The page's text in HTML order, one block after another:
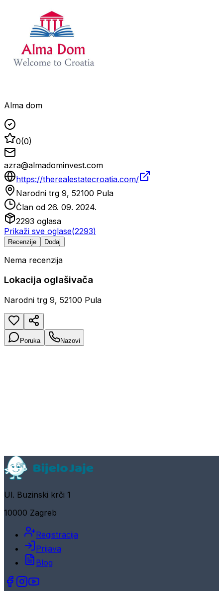
Alma dom
0(0)
azra@almadominvest.com
https://therealestatecroatia.com/
Narodni trg 9, 52100 Pula
Član od 26. 09. 2024.
2293 oglasa
Prikaži sve oglase(2293)
Recenzije Dodaj
Nema recenzija
Lokacija oglašivača
Narodni trg 9, 52100 Pula
Poruka Nazovi
Ul. Buzinski krči 1
10000 Zagreb
Registracija
Prijava
Blog